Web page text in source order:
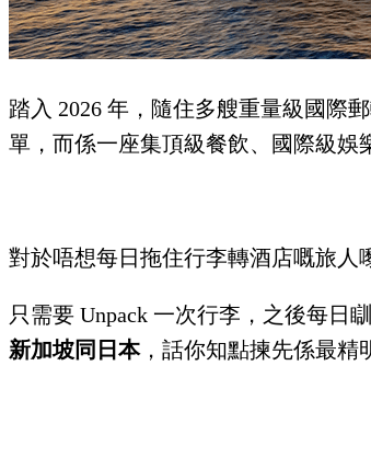
踏入 2026 年，隨住多艘重量級國際
單，而係一座集頂級餐飲、國際級娛
對於唔想每日拖住行李轉酒店嘅旅
只需要 Unpack 一次行李，之後每日
新加坡同日本，話你知點揀先係最精